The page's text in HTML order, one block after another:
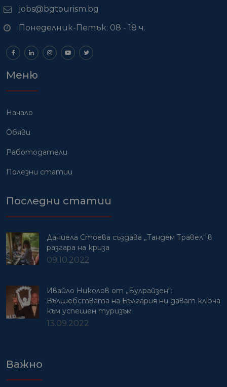
jobs@bgtourism.bg
Понеделник-Петък: 08 - 18 ч.
Меню
Начало
Обяви
Работодатели
Полезни статии
Последни статии
Даниела Стоева създава „Тандем Травел“ в
разгара на криза
09.10.2022
Ивайло Николов от „Булрайзен“:
Вълшебствата на България ни дават ключа
към успешен туризъм
13.09.2022
Важно